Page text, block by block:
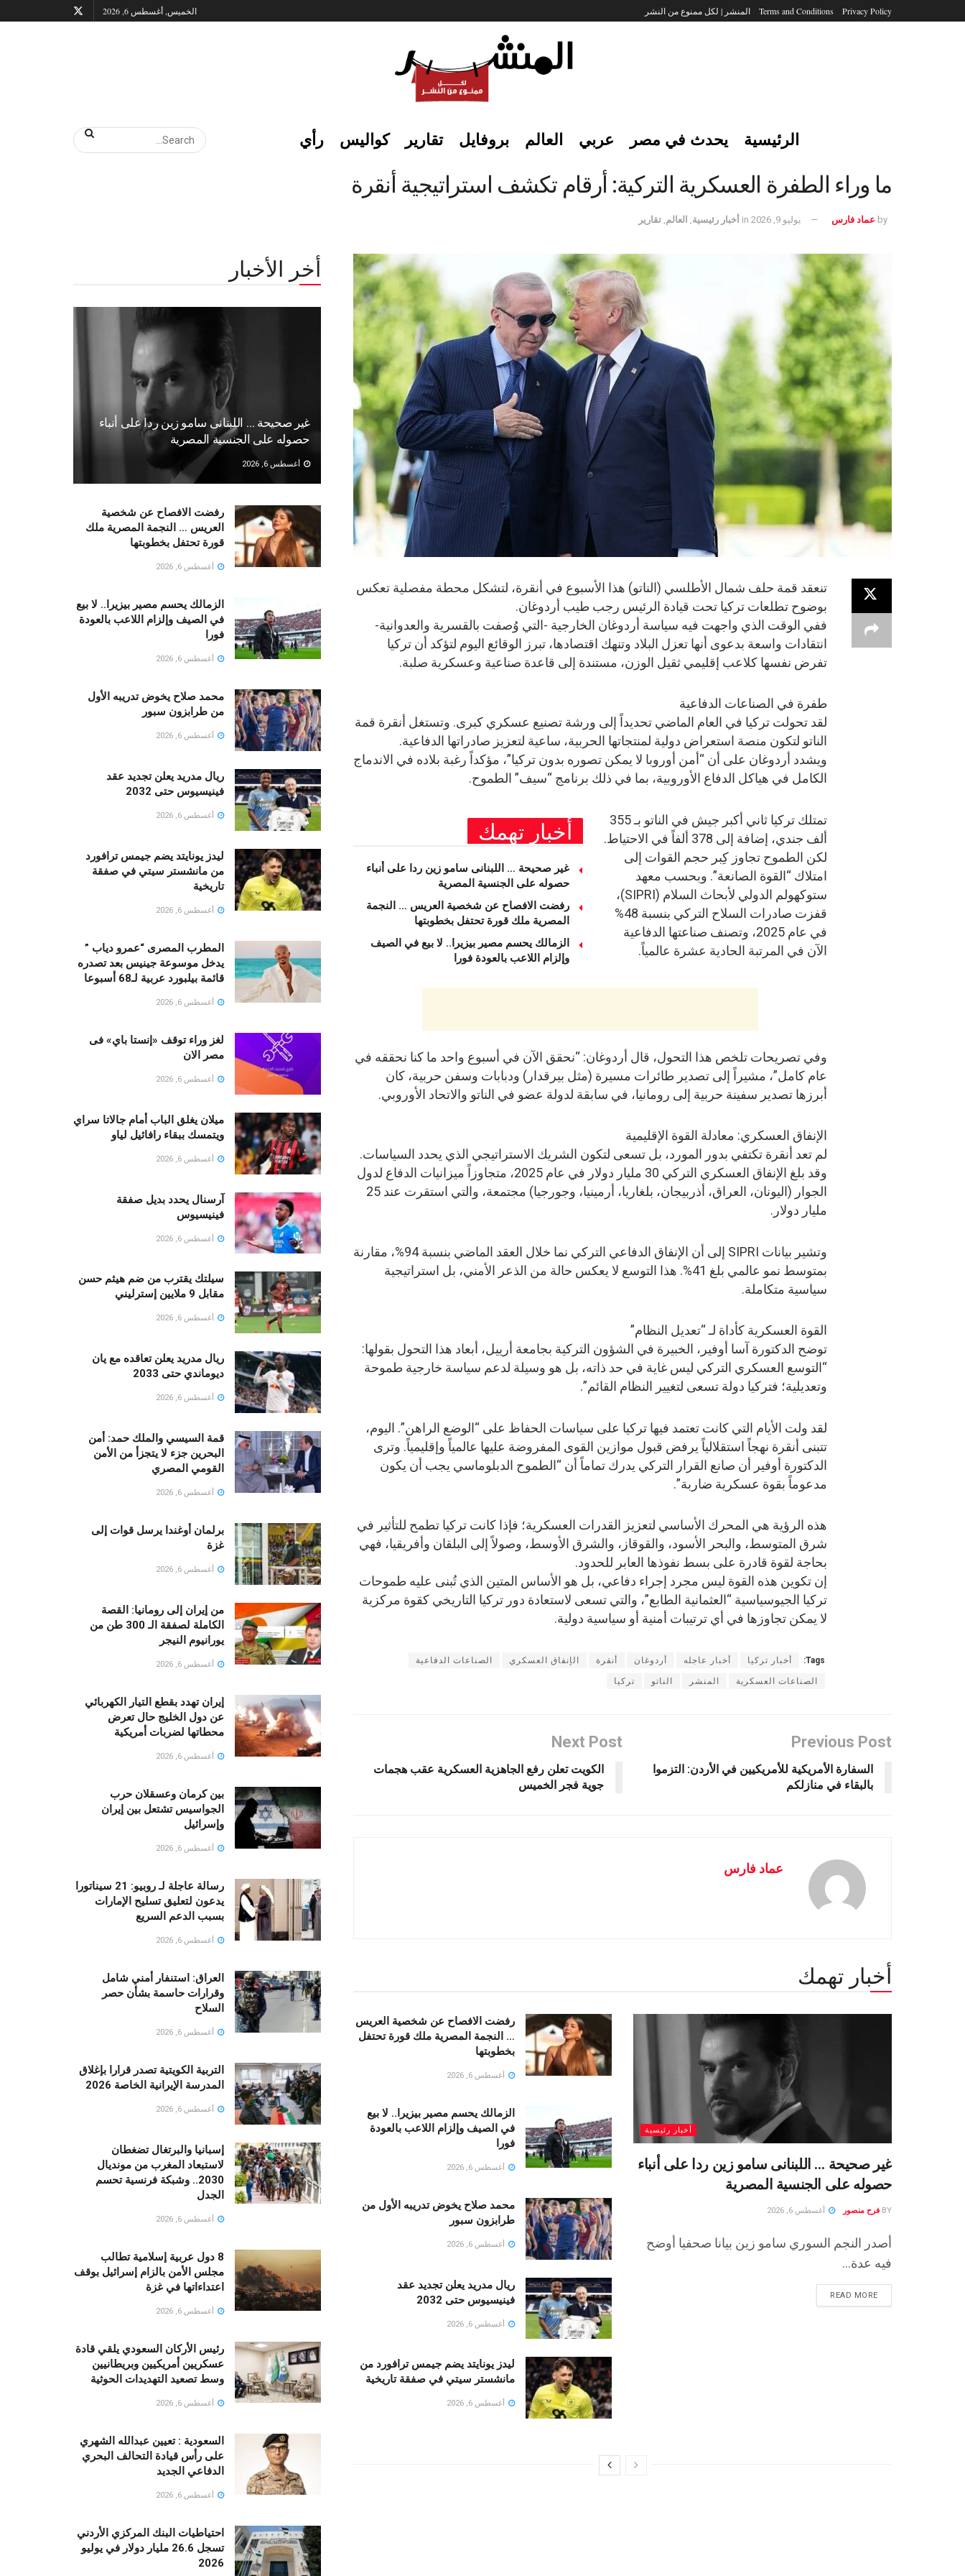
Privacy Policy
Terms and Conditions المنشر | لكل ممنوع من النشر الخميس, أغسطس 6, 2026
الرئيسية يحدث في مصر عربي العالم بروفايل تقارير كواليس رأي
ما وراء الطفرة العسكرية التركية: أرقام تكشف استراتيجية أنقرة
by عماد فارس يوليو 9, 2026 in أخبار رئيسية العالم تقارير
تنعقد قمة حلف شمال الأطلسي (الناتو) هذا الأسبوع في أنقرة، لتشكل محطة مفصلية تعكس
بوضوح تطلعات تركيا تحت قيادة الرئيس رجب طيب أردوغان.
ففي الوقت الذي واجهت فيه سياسة أردوغان الخارجية -التي وُصفت بالقسرية والعدوانية-
انتقادات واسعة بدعوى أنها تعزل البلاد وتنهك اقتصادها، تبرز الوقائع اليوم لتؤكد أن تركيا
تفرض نفسها كلاعب إقليمي ثقيل الوزن، مستندة إلى قاعدة صناعية وعسكرية صلبة.
طفرة في الصناعات الدفاعية
لقد تحولت تركيا في العام الماضي تحديداً إلى ورشة تصنيع عسكري كبرى. وتستغل أنقرة قمة
الناتو لتكون منصة استعراض دولية لمنتجاتها الحربية، ساعية لتعزيز صادراتها الدفاعية.
ويشدد أردوغان على أن “أمن أوروبا لا يمكن تصوره بدون تركيا”، مؤكداً رغبة بلاده في الاندماج
الكامل في هياكل الدفاع الأوروبية، بما في ذلك برنامج “سيف” الطموح.
أخبار تهمك
غير صحيحة … اللبنانى سامو زين ردا على أنباء
حصوله على الجنسية المصرية
رفضت الافصاح عن شخصية العريس … النجمة
المصرية ملك قورة تحتفل بخطوبتها
الزمالك يحسم مصير بيزيرا.. لا بيع في الصيف
وإلزام اللاعب بالعودة فورا
تمتلك تركيا ثاني أكبر جيش في الناتو بـ 355
ألف جندي، إضافة إلى 378 ألفاً في الاحتياط.
لكن الطموح تجاوز كِبر حجم القوات إلى
امتلاك “القوة الصانعة”. وبحسب معهد
ستوكهولم الدولي لأبحاث السلام (SIPRI)،
قفزت صادرات السلاح التركي بنسبة 48%
في عام 2025، وتصنف صناعتها الدفاعية
الآن في المرتبة الحادية عشرة عالمياً.
وفي تصريحات تلخص هذا التحول، قال أردوغان: “نحقق الآن في أسبوع واحد ما كنا نحققه في
عام كامل”، مشيراً إلى تصدير طائرات مسيرة (مثل بيرقدار) ودبابات وسفن حربية، كان
أبرزها تصدير سفينة حربية إلى رومانيا، في سابقة لدولة عضو في الناتو والاتحاد الأوروبي.
الإنفاق العسكري: معادلة القوة الإقليمية
لم تعد أنقرة تكتفي بدور المورد، بل تسعى لتكون الشريك الاستراتيجي الذي يحدد السياسات.
وقد بلغ الإنفاق العسكري التركي 30 مليار دولار في عام 2025، متجاوزاً ميزانيات الدفاع لدول
الجوار (اليونان، العراق، أذربيجان، بلغاريا، أرمينيا، وجورجيا) مجتمعة، والتي استقرت عند 25
مليار دولار.
وتشير بيانات SIPRI إلى أن الإنفاق الدفاعي التركي نما خلال العقد الماضي بنسبة 94%، مقارنة
بمتوسط نمو عالمي بلغ 41%. هذا التوسع لا يعكس حالة من الذعر الأمني، بل استراتيجية
سياسية متكاملة.
القوة العسكرية كأداة لـ “تعديل النظام”
توضح الدكتورة آسا أوفير، الخبيرة في الشؤون التركية بجامعة أرييل، أبعاد هذا التحول بقولها:
“التوسع العسكري التركي ليس غاية في حد ذاته، بل هو وسيلة لدعم سياسة خارجية طموحة
وتعديلية؛ فتركيا دولة تسعى لتغيير النظام القائم”.
لقد ولت الأيام التي كانت تعتمد فيها تركيا على سياسات الحفاظ على “الوضع الراهن”. اليوم،
تتبنى أنقرة نهجاً استقلالياً يرفض قبول موازين القوى المفروضة عليها عالمياً وإقليمياً. وترى
الدكتورة أوفير أن صانع القرار التركي يدرك تماماً أن “الطموح الدبلوماسي يجب أن يكون
مدعوماً بقوة عسكرية ضاربة”.
هذه الرؤية هي المحرك الأساسي لتعزيز القدرات العسكرية؛ فإذا كانت تركيا تطمح للتأثير في
شرق المتوسط، والبحر الأسود، والقوقاز، والشرق الأوسط، وصولاً إلى البلقان وأفريقيا، فهي
بحاجة لقوة قادرة على بسط نفوذها العابر للحدود.
إن تكوين هذه القوة ليس مجرد إجراء دفاعي، بل هو الأساس المتين الذي تُبنى عليه طموحات
تركيا الجيوسياسية “العثمانية الطابع”، والتي تسعى لاستعادة دور تركيا التاريخي كقوة مركزية
لا يمكن تجاوزها في أي ترتيبات أمنية أو سياسية دولية.
Tags: أخبار تركيا أخبار عاجله أردوغان أنقرة الإنفاق العسكري الصناعات الدفاعية
الصناعات العسكرية المنشر الناتو تركيا
Previous Post
السفارة الأمريكية للأمريكيين في الأردن: التزموا
بالبقاء في منازلكم
Next Post
الكويت تعلن رفع الجاهزية العسكرية عقب هجمات
جوية فجر الخميس
عماد فارس
أخبار تهمك
أخبار رئيسية
غير صحيحة … اللبنانى سامو زين ردا على أنباء
حصوله على الجنسية المصرية
BY فرح منصور أغسطس 6, 2026
أصدر النجم السوري سامو زين بيانا صحفيا أوضح
فيه عدة...
READ MORE
رفضت الافصاح عن شخصية العريس
… النجمة المصرية ملك قورة تحتفل
بخطوبتها
أغسطس 6, 2026
الزمالك يحسم مصير بيزيرا.. لا بيع
في الصيف وإلزام اللاعب بالعودة
فورا
أغسطس 6, 2026
محمد صلاح يخوض تدريبه الأول من
طرابزون سبور
أغسطس 6, 2026
ريال مدريد يعلن تجديد عقد
فينيسيوس حتى 2032
أغسطس 6, 2026
ليدز يونايتد يضم جيمس ترافورد من
مانشستر سيتي في صفقة تاريخية
أغسطس 6, 2026
أخر الأخبار
غير صحيحة … اللبنانى سامو زين ردا على أنباء
حصوله على الجنسية المصرية
أغسطس 6, 2026
رفضت الافصاح عن شخصية
العريس … النجمة المصرية ملك
قورة تحتفل بخطوبتها
أغسطس 6, 2026
الزمالك يحسم مصير بيزيرا.. لا بيع
في الصيف وإلزام اللاعب بالعودة
فورا
أغسطس 6, 2026
محمد صلاح يخوض تدريبه الأول
من طرابزون سبور
أغسطس 6, 2026
ريال مدريد يعلن تجديد عقد
فينيسيوس حتى 2032
أغسطس 6, 2026
ليدز يونايتد يضم جيمس ترافورد
من مانشستر سيتي في صفقة
تاريخية
أغسطس 6, 2026
المطرب المصرى “عمرو دياب ”
يدخل موسوعة جينيس بعد تصدره
قائمة بيلبورد عربية لـ68 أسبوعا
أغسطس 6, 2026
لغز وراء توقف «إنستا باي» فى
مصر الان
أغسطس 6, 2026
ميلان يغلق الباب أمام جالاتا سراي
ويتمسك ببقاء رافائيل لياو
أغسطس 6, 2026
آرسنال يحدد بديل صفقة
فينيسيوس
أغسطس 6, 2026
سيلتك يقترب من ضم هيثم حسن
مقابل 9 ملايين إسترليني
أغسطس 6, 2026
ريال مدريد يعلن تعاقده مع يان
ديوماندي حتى 2033
أغسطس 6, 2026
قمة السيسي والملك حمد: أمن
البحرين جزء لا يتجزأ من الأمن
القومي المصري
أغسطس 6, 2026
برلمان أوغندا يرسل قوات إلى
غزة
أغسطس 6, 2026
من إيران إلى رومانيا: القصة
الكاملة لصفقة الـ 300 طن من
يورانيوم النيجر
أغسطس 6, 2026
إيران تهدد بقطع التيار الكهربائي
عن دول الخليج حال تعرض
محطاتها لضربات أمريكية
أغسطس 6, 2026
بين كرمان وعسقلان حرب
الجواسيس تشتعل بين إيران
وإسرائيل
أغسطس 6, 2026
رسالة عاجلة لـ روبيو: 21 سيناتورا
يدعون لتعليق تسليح الإمارات
بسبب الدعم السريع
أغسطس 6, 2026
العراق: استنفار أمني شامل
وقرارات حاسمة بشأن حصر
السلاح
أغسطس 6, 2026
التربية الكويتية تصدر قرارا بإغلاق
المدرسة الإيرانية الخاصة 2026
أغسطس 6, 2026
إسبانيا والبرتغال تضغطان
لاستبعاد المغرب من مونديال
2030.. وشبكة فرنسية تحسم
الجدل
أغسطس 6, 2026
8 دول عربية إسلامية تطالب
مجلس الأمن بالزام إسرائيل بوقف
اعتداءاتها في غزة
أغسطس 6, 2026
رئيس الأركان السعودي يلقي قادة
عسكريين أمريكيين وبريطانيين
وسط تصعيد التهديدات الحوثية
أغسطس 6, 2026
السعودية : تعيين عبدالله الشهري
على رأس قيادة التحالف البحري
الدفاعي الجديد
أغسطس 6, 2026
احتياطيات البنك المركزي الأردني
تسجل 26.6 مليار دولار في يوليو
2026